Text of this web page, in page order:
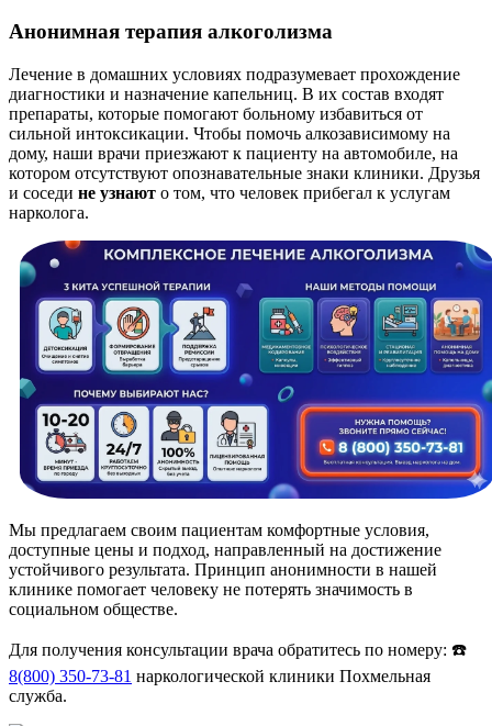
Анонимная терапия алкоголизма
Лечение в домашних условиях подразумевает прохождение
диагностики и назначение капельниц. В их состав входят
препараты, которые помогают больному избавиться от
сильной интоксикации. Чтобы помочь алкозависимому на
дому, наши врачи приезжают к пациенту на автомобиле, на
котором отсутствуют опознавательные знаки клиники. Друзья
и соседи не узнают о том, что человек прибегал к услугам
нарколога.
Мы предлагаем своим пациентам комфортные условия,
доступные цены и подход, направленный на достижение
устойчивого результата. Принцип анонимности в нашей
клинике помогает человеку не потерять значимость в
социальном обществе.
Для получения консультации врача обратитесь по номеру: ☎️
8(800) 350-73-81 наркологической клиники Похмельная
служба.